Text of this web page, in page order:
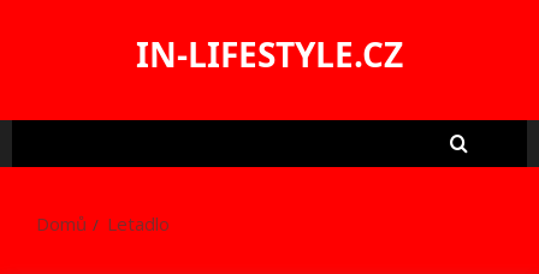
IN-LIFESTYLE.CZ
Domů Letadlo